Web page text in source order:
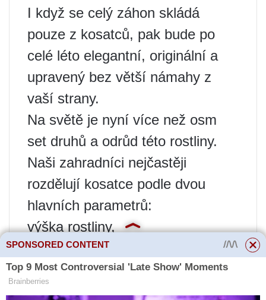
I když se celý záhon skládá
pouze z kosatců, pak bude po
celé léto elegantní, originální a
upravený bez větší námahy z
vaší strany.
Na světě je nyní více než osm
set druhů a odrůd této rostliny.
Naši zahradníci nejčastěji
rozdělují kosatce podle dvou
hlavních parametrů:
výška rostliny,
období květu.
Výška duhovek může být:
SPONSORED CONTENT